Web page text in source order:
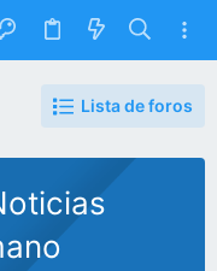
Lista de foros